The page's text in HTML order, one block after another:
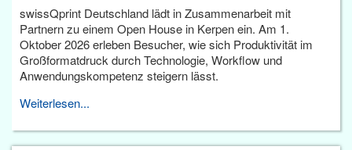
swissQprint Deutschland lädt in Zusammenarbeit mit
Partnern zu einem Open House in Kerpen ein. Am 1.
Oktober 2026 erleben Besucher, wie sich Produktivität im
Großformatdruck durch Technologie, Workflow und
Anwendungskompetenz steigern lässt.
Weiterlesen...